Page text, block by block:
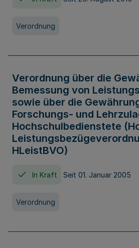
Verordnung
Verordnung über die
Bemessung von
sowie über die
Forschungs- und
Hochschulbedienstete
HLeistBVO)
In Kraft Seit 01. Januar 2005
Verordnung